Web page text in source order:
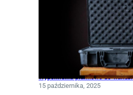
Wypełnienia piankowe do
15 października, 2025